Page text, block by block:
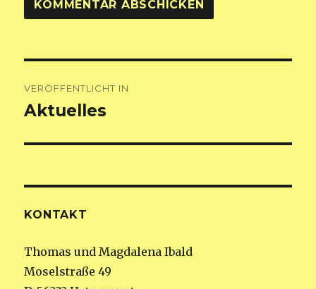
VERÖFFENTLICHT IN
Aktuelles
KONTAKT
Thomas und Magdalena Ibald
Moselstraße 49